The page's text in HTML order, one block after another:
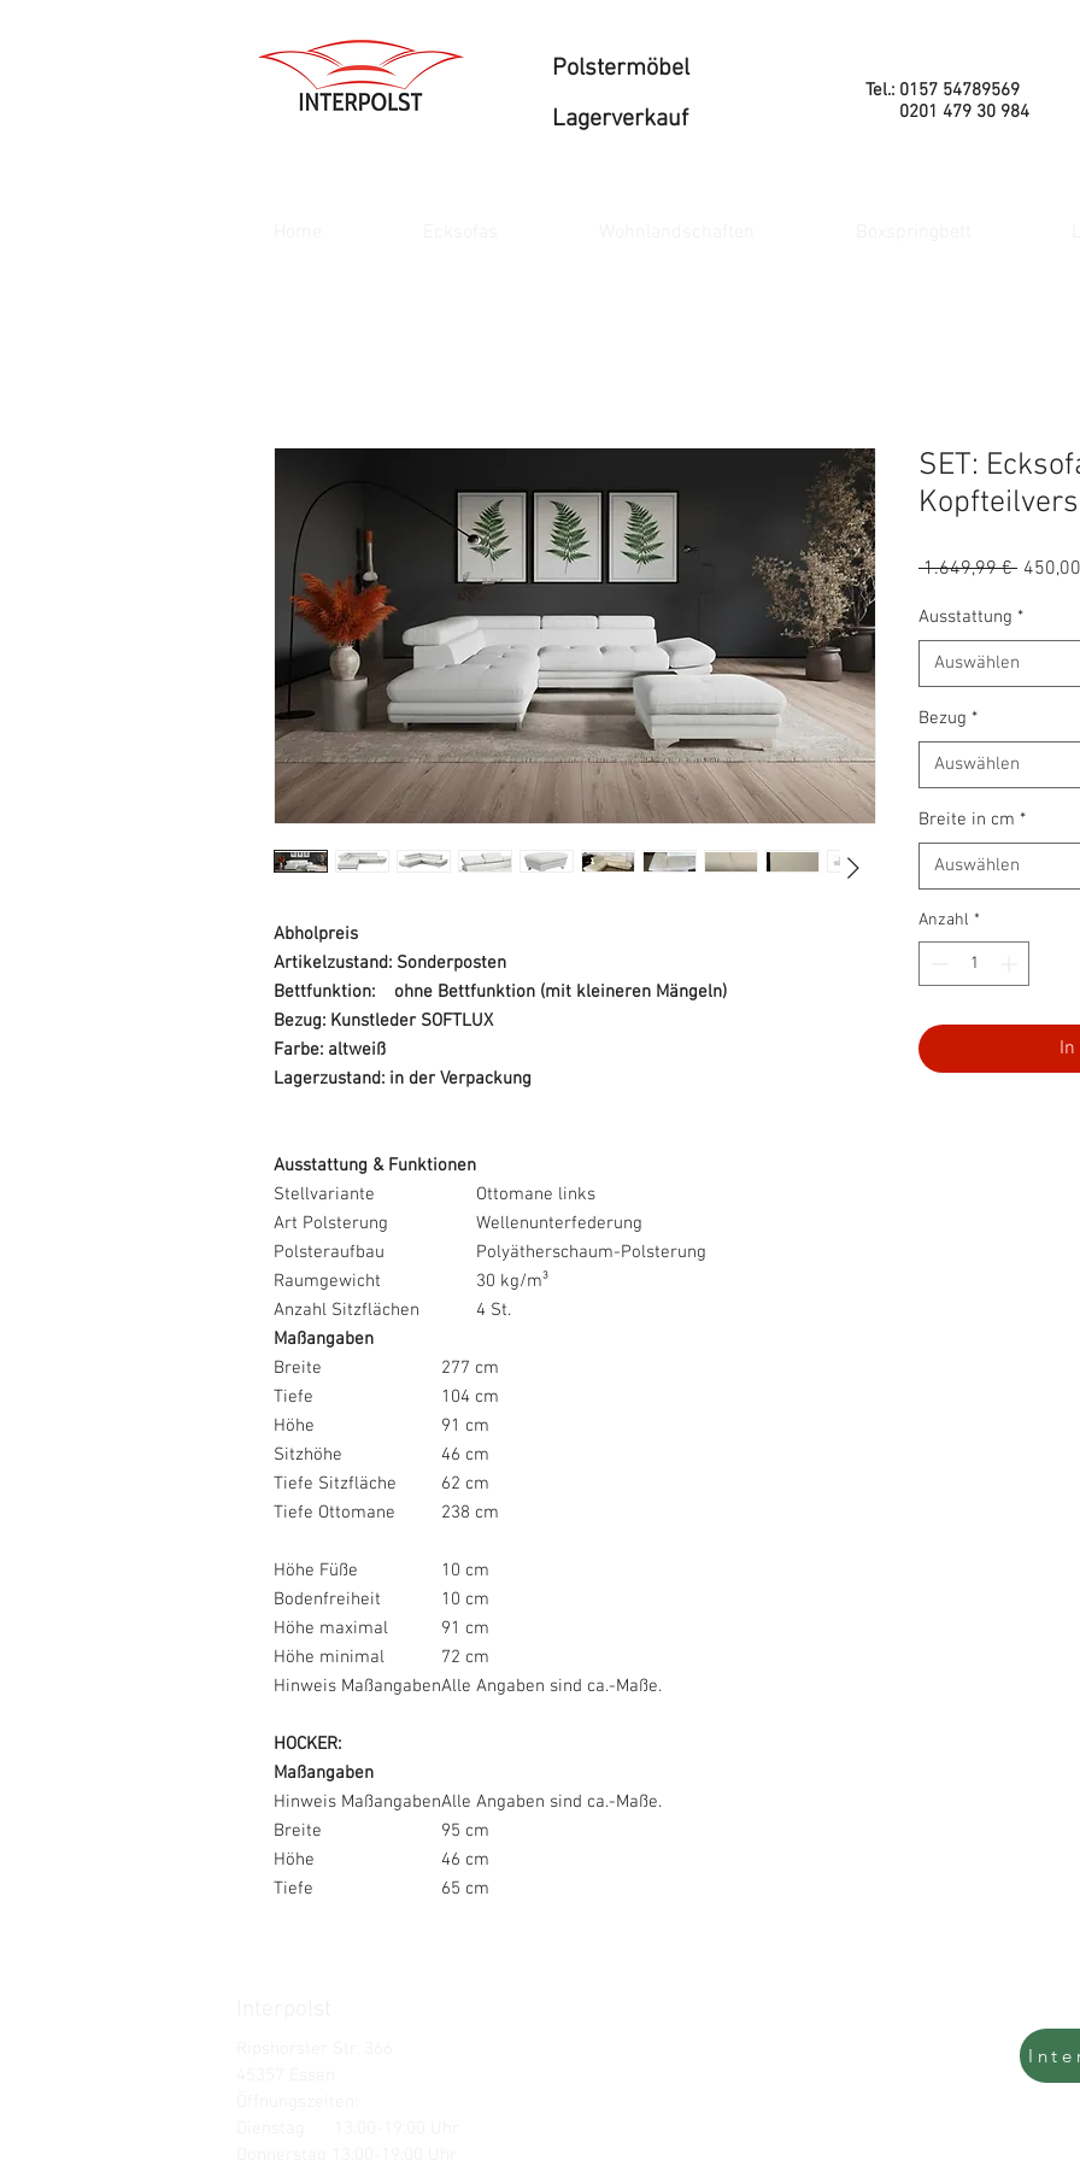
Polstermöbel
Lagerverkauf
Tel.: 0157 54789569
0201 479 30 984
Abholpreis
Artikelzustand: Sonderposten
Bettfunktion: ohne Bettfunktion (mit kleineren Mängeln)
Bezug: Kunstleder SOFTLUX
Farbe: altweiß
Lagerzustand: in der Verpackung
Ausstattung & Funktionen
Stellvariante
Ottomane links
Art Polsterung
Wellenunterfederung
Polsteraufbau
Polyätherschaum-Polsterung
Raumgewicht
30 kg/m³
Anzahl Sitzflächen
4 St.
Maßangaben
Breite
277 cm
Tiefe
104 cm
Höhe
91 cm
Sitzhöhe
46 cm
Tiefe Sitzfläche
62 cm
Tiefe Ottomane
238 cm
Höhe Füße
10 cm
Bodenfreiheit
10 cm
Höhe maximal
91 cm
Höhe minimal
72 cm
Hinweis MaßangabenAlle Angaben sind ca.-Maße.
HOCKER:
Maßangaben
Hinweis MaßangabenAlle Angaben sind ca.-Maße.
Breite
95 cm
Höhe
46 cm
Tiefe
65 cm
SET:
1.649,99 €
Ausstattung *
Auswählen
Bezug *
Auswählen
Breite in cm *
Auswählen
Anzahl *
In